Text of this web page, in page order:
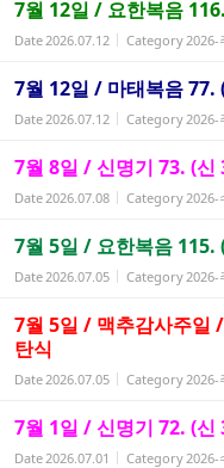
7월 12일 / 요한복음
Date2026.07.12 Category2026-
7월 12일 / 마태복음 77.
Date2026.07.12 Category2026-
7월 8일 / 신명기 73. (신
Date2026.07.08 Category2026-
7월 5일 / 요한복음 115.
Date2026.07.05 Category2026-
7월 5일 / 맥추감사주일
탄식
Date2026.07.05 Category2026-
7월 1일 / 신명기 72. (신
Date2026.07.01 Category2026-